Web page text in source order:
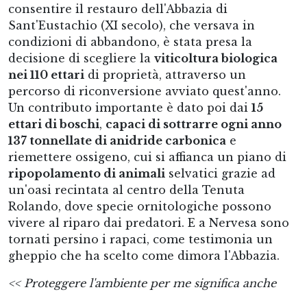
consentire il restauro dell'Abbazia di
Sant'Eustachio (XI secolo), che versava in
condizioni di abbandono, è stata presa la
decisione di scegliere la viticoltura biologica
nei 110 ettari di proprietà, attraverso un
percorso di riconversione avviato quest'anno.
Un contributo importante è dato poi dai 15
ettari di boschi, capaci di sottrarre ogni anno
137 tonnellate di anidride carbonica e
riemettere ossigeno, cui si affianca un piano di
ripopolamento di animali selvatici grazie ad
un'oasi recintata al centro della Tenuta
Rolando, dove specie ornitologiche possono
vivere al riparo dai predatori. E a Nervesa sono
tornati persino i rapaci, come testimonia un
gheppio che ha scelto come dimora l'Abbazia.
<< Proteggere l'ambiente per me significa anche